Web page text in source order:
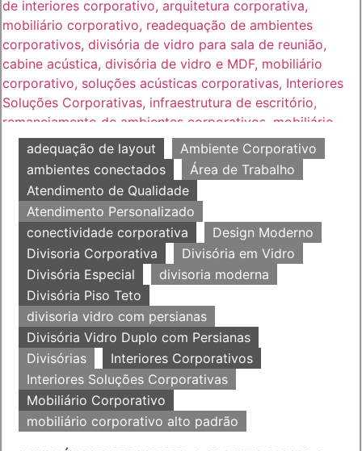
adequação de layout
Ambiente Corporativo
ambientes conectados
Área de Trabalho
Atendimento de Qualidade
Atendimento Personalizado
conectividade corporativa
Design Moderno
Divisoria Corporativa
Divisória em Vidro
Divisória Especial
divisoria moderna
Divisória Piso Teto
divisoria vidro com persianas
Divisória Vidro Duplo com Persianas
Divisórias
Interiores Corporativos
Interiores Soluções Corporativas
Mobiliário Corporativo
mobiliário corporativo alto padrão